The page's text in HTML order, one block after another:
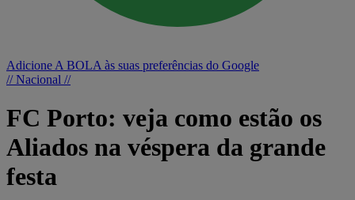
Adicione A BOLA às suas preferências do Google
// Nacional //
FC Porto: veja como estão os
Aliados na véspera da grande
festa